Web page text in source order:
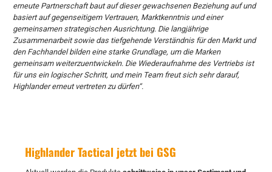
erneute Partnerschaft baut auf dieser gewachsenen Beziehung auf und
basiert auf gegenseitigem Vertrauen, Marktkenntnis und einer
gemeinsamen strategischen Ausrichtung. Die langjährige
Zusammenarbeit sowie das tiefgehende Verständnis für den Markt und
den Fachhandel bilden eine starke Grundlage, um die Marken
gemeinsam weiterzuentwickeln. Die Wiederaufnahme des Vertriebs ist
für uns ein logischer Schritt, und mein Team freut sich sehr darauf,
Highlander erneut vertreten zu dürfen“.
Highlander Tactical jetzt bei GSG